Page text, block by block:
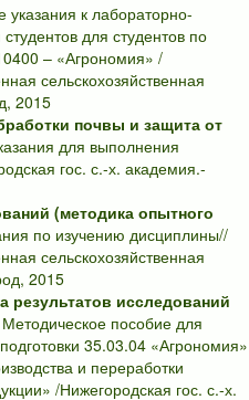
указания к лабораторно-
для студентов по
– «Агрономия» /
сельскохозяйственная
2015
почвы и защита от
для выполнения
гос. с.-х. академия.-
(методика опытного
по изучению дисциплины//
сельскохозяйственная
2015
результатов исследований
пособие для
35.03.04 «Агрономия»
и переработки
/Нижегородская гос. с.-х.